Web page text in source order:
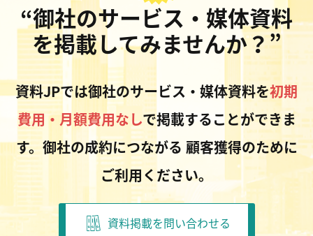
“御社のサービス・媒体資料
を掲載してみませんか？”
資料JPでは御社のサービス・媒体資料を初期
費用・月額費用なしで掲載することができま
す。御社の成約につながる 顧客獲得のために
ご利用ください。
資料掲載を問い合わせる